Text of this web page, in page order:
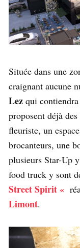
Située dans une
craignant aucune
Lez qui
proposent déjà
fleuriste, un
brocanteurs, une
plusieurs Star-Up
food truck y sont
Street Spirit «
Limont.